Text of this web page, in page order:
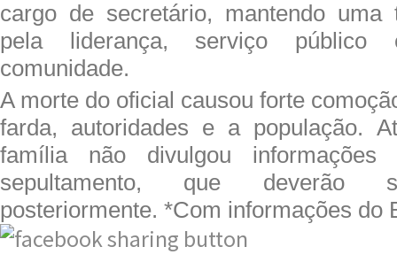
cargo de secretário, mantendo uma
pela liderança, serviço público
comunidade.
A morte do oficial causou forte
farda, autoridades e a população.
família não divulgou
sepultamento, que deverão
posteriormente. *Com informações do